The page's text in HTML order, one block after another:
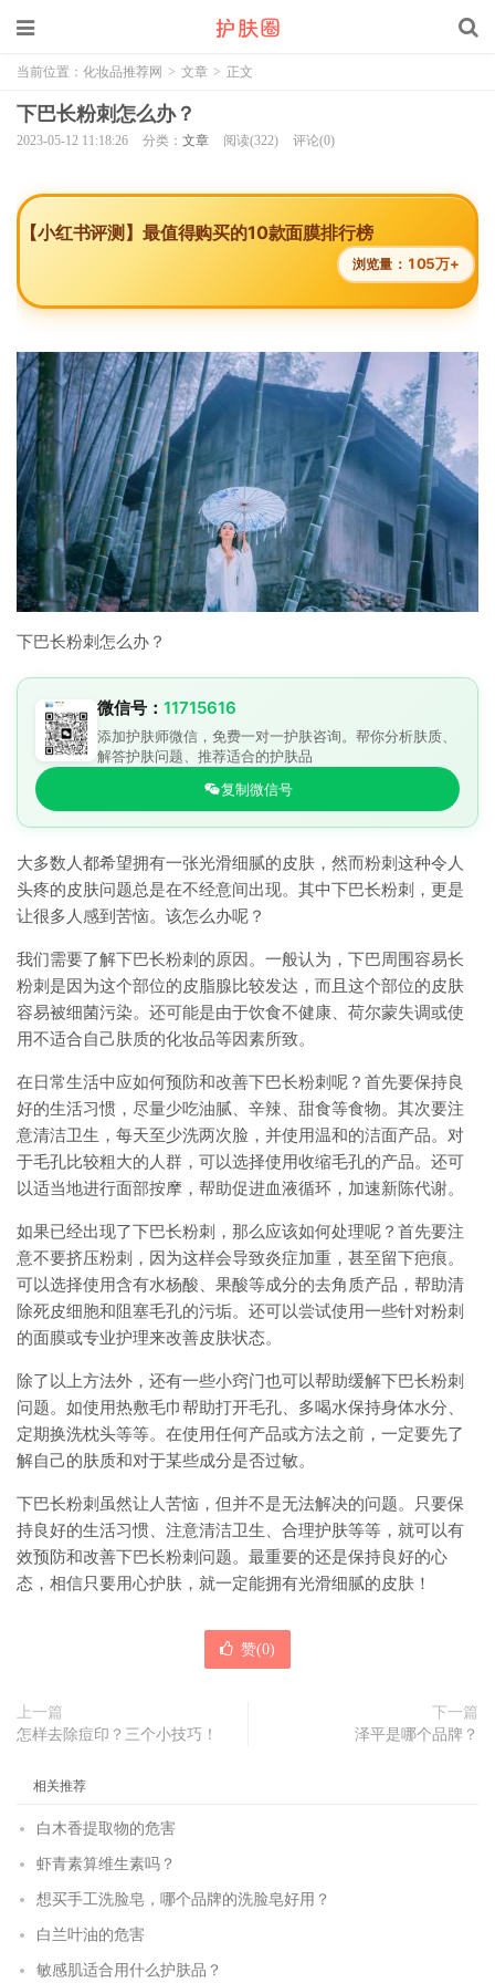
当前位置： 化妆品推荐网 > 文章 > 正文
下巴长粉刺怎么办？
2023-05-12 11:18:26 分类： 文章 阅读(322) 评论(0)
【小红书评测】最值得购买的10款面膜排行榜
浏览量： 105万+
下巴长粉刺怎么办？
微信号： 11715616
添加护肤师微信，免费一对一护肤咨询。帮你分析肤质、
解答护肤问题、推荐适合的护肤品
复制微信号
大多数人都希望拥有一张光滑细腻的皮肤，然而粉刺这种令人
头疼的皮肤问题总是在不经意间出现。其中下巴长粉刺，更是
让很多人感到苦恼。该怎么办呢？
我们需要了解下巴长粉刺的原因。一般认为，下巴周围容易长
粉刺是因为这个部位的皮脂腺比较发达，而且这个部位的皮肤
容易被细菌污染。还可能是由于饮食不健康、荷尔蒙失调或使
用不适合自己肤质的化妆品等因素所致。
在日常生活中应如何预防和改善下巴长粉刺呢？首先要保持良
好的生活习惯，尽量少吃油腻、辛辣、甜食等食物。其次要注
意清洁卫生，每天至少洗两次脸，并使用温和的洁面产品。对
于毛孔比较粗大的人群，可以选择使用收缩毛孔的产品。还可
以适当地进行面部按摩，帮助促进血液循环，加速新陈代谢。
如果已经出现了下巴长粉刺，那么应该如何处理呢？首先要注
意不要挤压粉刺，因为这样会导致炎症加重，甚至留下疤痕。
可以选择使用含有水杨酸、果酸等成分的去角质产品，帮助清
除死皮细胞和阻塞毛孔的污垢。还可以尝试使用一些针对粉刺
的面膜或专业护理来改善皮肤状态。
除了以上方法外，还有一些小窍门也可以帮助缓解下巴长粉刺
问题。如使用热敷毛巾帮助打开毛孔、多喝水保持身体水分、
定期换洗枕头等等。在使用任何产品或方法之前，一定要先了
解自己的肤质和对于某些成分是否过敏。
下巴长粉刺虽然让人苦恼，但并不是无法解决的问题。只要保
持良好的生活习惯、注意清洁卫生、合理护肤等等，就可以有
效预防和改善下巴长粉刺问题。最重要的还是保持良好的心
态，相信只要用心护肤，就一定能拥有光滑细腻的皮肤！
赞(0)
上一篇
怎样去除痘印？三个小技巧！
下一篇
泽平是哪个品牌？
相关推荐
白木香提取物的危害
虾青素算维生素吗？
想买手工洗脸皂，哪个品牌的洗脸皂好用？
白兰叶油的危害
敏感肌适合用什么护肤品？